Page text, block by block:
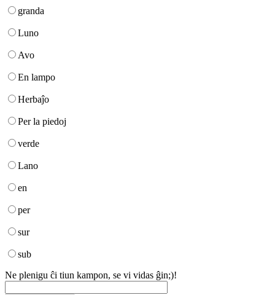
granda
Luno
Avo
En lampo
Herbaĵo
Per la piedoj
verde
Lano
en
per
sur
sub
Ne plenigu ĉi tiun kampon, se vi vidas ĝin;)!